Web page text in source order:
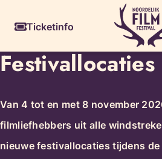
naar
inhoud
Ticketinfo
Festival­locaties
Van 4 tot en met 8 november
filmliefhebbers uit alle
nieuwe festivallocaties tijdens